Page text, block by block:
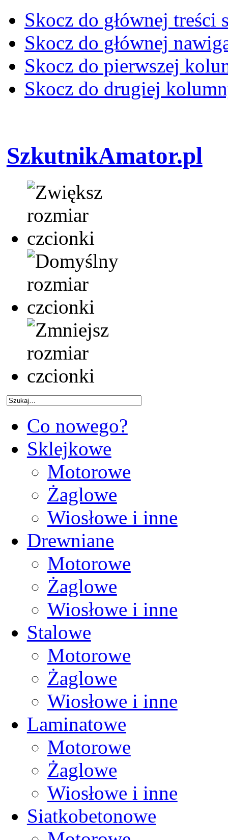
Skocz do głównej treści
Skocz do głównej
Skocz do pierwszej
Skocz do drugiej
SzkutnikAmator.pl
Co nowego?
Sklejkowe
Motorowe
Żaglowe
Wiosłowe i inne
Drewniane
Motorowe
Żaglowe
Wiosłowe i inne
Stalowe
Motorowe
Żaglowe
Wiosłowe i inne
Laminatowe
Motorowe
Żaglowe
Wiosłowe i inne
Siatkobetonowe